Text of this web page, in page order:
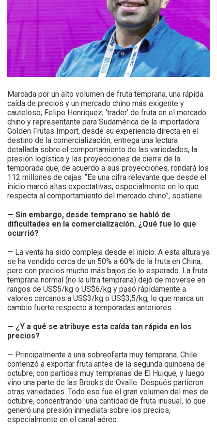
Marcada por un alto volumen de fruta temprana, una rápida
caída de precios y un mercado chino más exigente y
cauteloso; Felipe Henríquez, ‘trader’ de fruta en el mercado
chino y representante para Sudamérica de la importadora
Golden Frutas Import, desde su experiencia directa en el
destino de la comercialización, entrega una lectura
detallada sobre el comportamiento de las variedades, la
presión logística y las proyecciones de cierre de la
temporada que, de acuerdo a sus proyecciones, rondará los
112 millones de cajas. “Es una cifra relevante que desde el
inicio marcó altas expectativas, especialmente en lo que
respecta al comportamiento del mercado chino”, sostiene.
— Sin embargo, desde temprano se habló de
dificultades en la comercialización. ¿Qué fue lo que
ocurrió?
— La venta ha sido compleja desde el inicio. A esta altura ya
se ha vendido cerca de un 50% a 60% de la fruta en China,
pero con precios mucho más bajos de lo esperado. La fruta
temprana normal (no la ultra temprana) dejó de moverse en
rangos de US$5/kg o US$6/kg y pasó rápidamente a
valores cercanos a US$3/kg o US$3,5/kg, lo que marca un
cambio fuerte respecto a temporadas anteriores.
— ¿Y a qué se atribuye esta caída tan rápida en los
precios?
— Principalmente a una sobreoferta muy temprana. Chile
comenzó a exportar fruta antes de la segunda quincena de
octubre, con partidas muy tempranas de El Huique, y luego
vino una parte de las Brooks de Ovalle. Después partieron
otras variedades. Todo eso fue el gran volumen del mes de
octubre, concentrando una cantidad de fruta inusual, lo que
generó una presión inmediata sobre los precios,
especialmente en el canal aéreo.